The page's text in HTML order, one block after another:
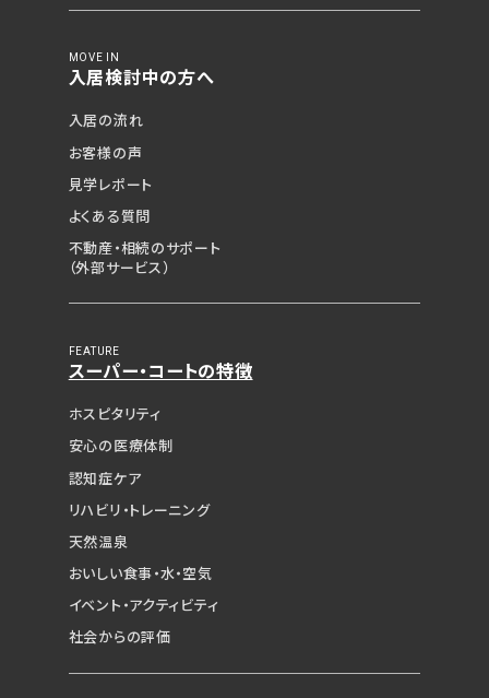
MOVE IN
入居検討中の方へ
入居の流れ
お客様の声
見学レポート
よくある質問
不動産・相続のサポート
（外部サービス）
FEATURE
スーパー・コートの特徴
ホスピタリティ
安心の医療体制
認知症ケア
リハビリ・トレーニング
天然温泉
おいしい食事・水・空気
イベント・アクティビティ
社会からの評価